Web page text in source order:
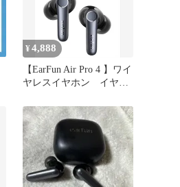
¥4,888
【EarFun Air Pro 4 】ワイ
ヤレスイヤホン イヤホ